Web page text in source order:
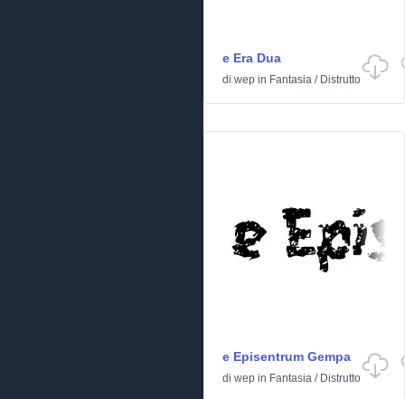
e Era Dua
di wep in Fantasia / Distrutto
e Episentrum Gempa
di wep in Fantasia / Distrutto